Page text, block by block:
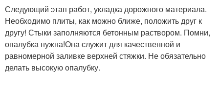
Следующий этап работ, укладка дорожного материала.
Необходимо плиты, как можно ближе, положить друг к
другу! Стыки заполняются бетонным раствором. Помни,
опалубка нужна!Она служит для качественной и
равномерной заливке верхней стяжки. Не обязательно
делать высокую опалубку.